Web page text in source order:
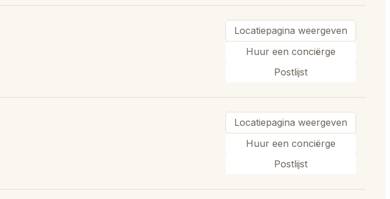
Locatiepagina weergeven
Huur een conciërge
Postlijst
Locatiepagina weergeven
Huur een conciërge
Postlijst